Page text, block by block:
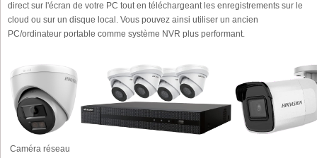
direct sur l'écran de votre PC tout en téléchargeant les enregistrements sur le
cloud ou sur un disque local. Vous pouvez ainsi utiliser un ancien
PC/ordinateur portable comme système NVR plus performant.
Caméra réseau